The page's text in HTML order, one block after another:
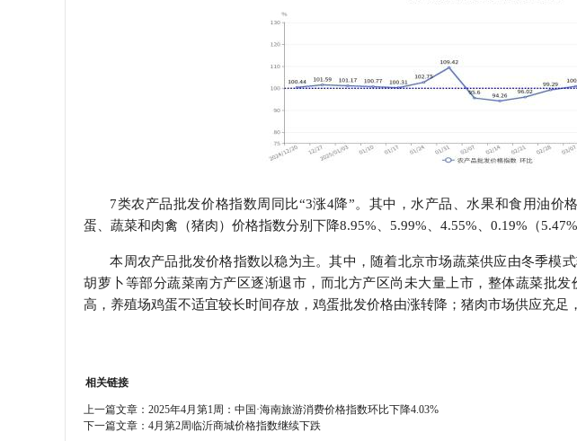
7类农产品批发价格指数周同比“3涨4降”。其中，水产品、水果和食用油价
蛋、蔬菜和肉禽（猪肉）价格指数分别下降8.95%、5.99%、4.55%、0.19%（5.47%
本周农产品批发价格指数以稳为主。其中，随着北京市场蔬菜供应由冬季模
胡萝卜等部分蔬菜南方产区逐渐退市，而北方产区尚未大量上市，整体蔬菜批
高，养殖场鸡蛋不适宜较长时间存放，鸡蛋批发价格由涨转降；猪肉市场供应充足
相关链接
上一篇文章： 2025年4月第1周：中国·海南旅游消费价格指数环比下降4.03%
下一篇文章： 4月第2周临沂商城价格指数继续下跌